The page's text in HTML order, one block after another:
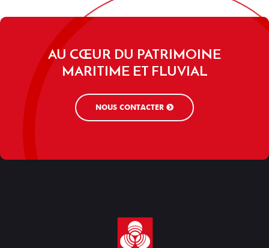
AU CŒUR DU PATRIMOINE
MARITIME ET FLUVIAL
NOUS CONTACTER